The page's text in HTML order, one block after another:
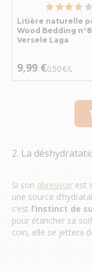
Litière naturelle
Wood Bedding
Versele Laga
9,99 €0,50 €/L
2. La
Si son abreuvoir est
une source
c’est l’instinct de
pour étancher sa
coin, elle se jettera